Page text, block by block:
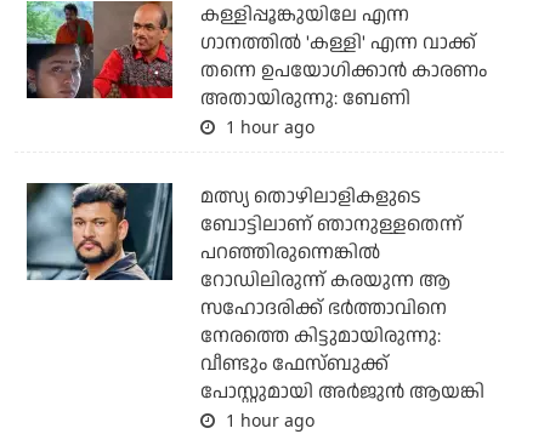
കള്ളിപ്പൂങ്കുയിലേ എന്ന
ഗാനത്തിൽ 'കള്ളി' എന്ന വാക്ക്
തന്നെ ഉപയോഗിക്കാൻ കാരണം
അതായിരുന്നു: ബേണി
1 hour ago
മത്സ്യ തൊഴിലാളികളുടെ
ബോട്ടിലാണ് ഞാനുള്ളതെന്ന്
പറഞ്ഞിരുന്നെങ്കില്‍
റോഡിലിരുന്ന് കരയുന്ന ആ
സഹോദരിക്ക് ഭര്‍ത്താവിനെ
നേരത്തെ കിട്ടുമായിരുന്നു:
വീണ്ടും ഫേസ്ബുക്ക്
പോസ്റ്റുമായി അര്‍ജുന്‍ ആയങ്കി
1 hour ago